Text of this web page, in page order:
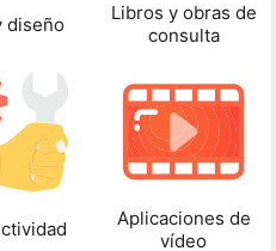
diseño
Libros y obras de
consulta
Aplicaciones de
vídeo